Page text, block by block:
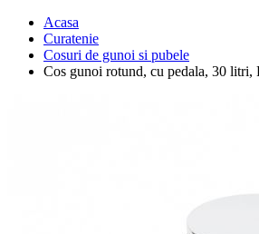
Acasa
Curatenie
Cosuri de gunoi si pubele
Cos gunoi rotund, cu pedala, 30 litri,